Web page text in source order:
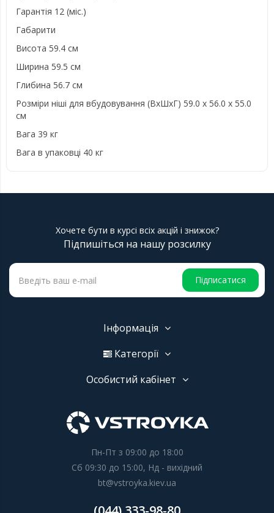
Гарантія 12 (міс.)
Габарити
Висота 59.4 см
Ширина 59.5 см
Глибина 56.7 см
Розміри ніші для вбудовування (ВхШхГ) 59.0 x 56.0 x 55.0
см
Вага 39 кг
Вага в упаковці 40 кг
Хочете бути в курсі всіх акцій і знижок?
Підпишіться на нашу розсилку
Підписатися
Інформація
Категорії
Особистий кабінет
Пн-Пт з 09:00 до 18:00
Сб 09:30 до 15:00, Нд - вихідний
bt@vstroyka.kiev.ua